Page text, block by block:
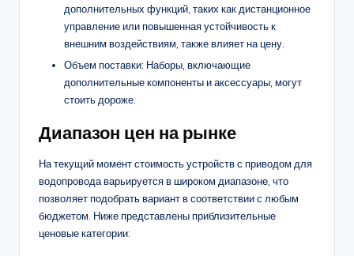
дополнительных функций, таких как дистанционное
управление или повышенная устойчивость к
внешним воздействиям, также влияет на цену.
Объем поставки: Наборы, включающие
дополнительные компоненты и аксессуары, могут
стоить дороже.
Диапазон цен на рынке
На текущий момент стоимость устройств с приводом для
водопровода варьируется в широком диапазоне, что
позволяет подобрать вариант в соответствии с любым
бюджетом. Ниже представлены приблизительные
ценовые категории: